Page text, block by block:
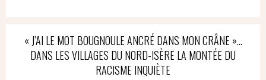
« J’AI LE MOT BOUGNOULE ANCRÉ DANS MON CRÂNE »…
DANS LES VILLAGES DU NORD-ISÈRE LA MONTÉE DU
RACISME INQUIÈTE